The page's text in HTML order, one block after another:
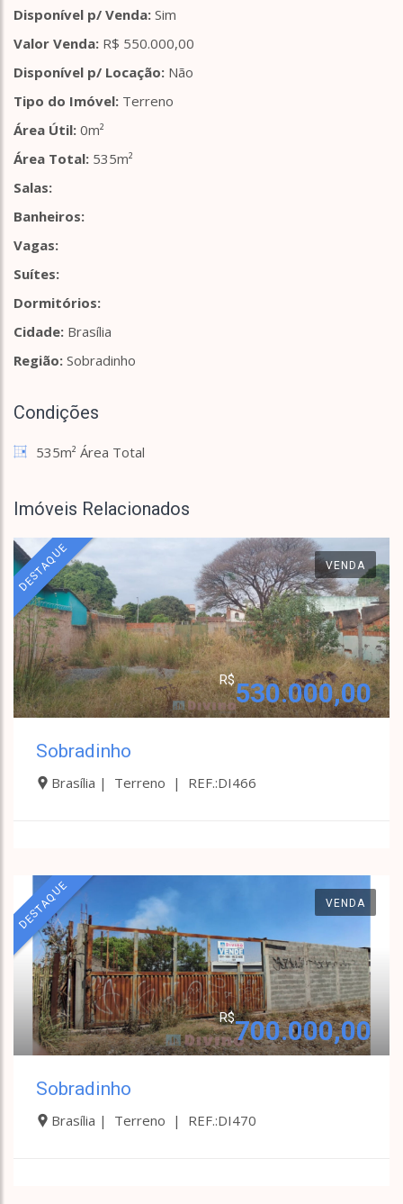
Disponível p/ Venda: Sim
Valor Venda: R$ 550.000,00
Disponível p/ Locação: Não
Tipo do Imóvel: Terreno
Área Útil: 0m²
Área Total: 535m²
Salas:
Banheiros:
Vagas:
Suítes:
Dormitórios:
Cidade: Brasília
Região: Sobradinho
Condições
535m² Área Total
Imóveis Relacionados
DESTAQUE VENDA
R$530.000,00
Sobradinho
Brasília | Terreno | REF.:DI466
DESTAQUE VENDA
R$700.000,00
Sobradinho
Brasília | Terreno | REF.:DI470